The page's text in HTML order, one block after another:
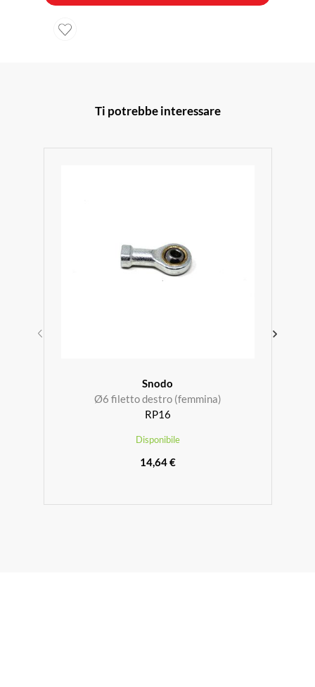
Ti potrebbe interessare
Snodo
Ø6 filetto destro (femmina)
RP16
Disponibile
14,64 €